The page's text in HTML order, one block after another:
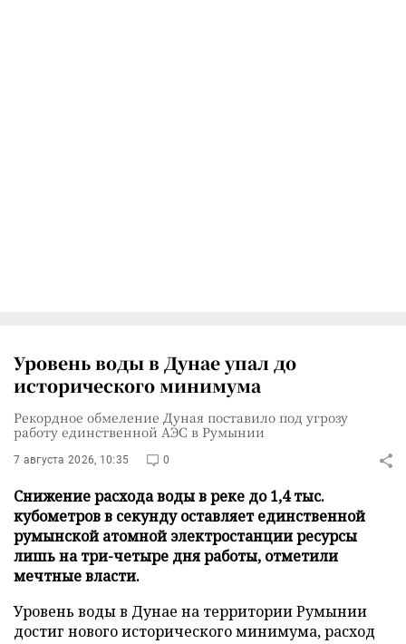
Уровень воды в Дунае упал до
исторического минимума
Рекордное обмеление Дуная поставило под угрозу
работу единственной АЭС в Румынии
7 августа 2026, 10:35 0
Снижение расхода воды в реке до 1,4 тыс.
кубометров в секунду оставляет единственной
румынской атомной электростанции ресурсы
лишь на три-четыре дня работы, отметили
мечтные власти.
Уровень воды в Дунае на территории Румынии
достиг нового исторического минимума, расход